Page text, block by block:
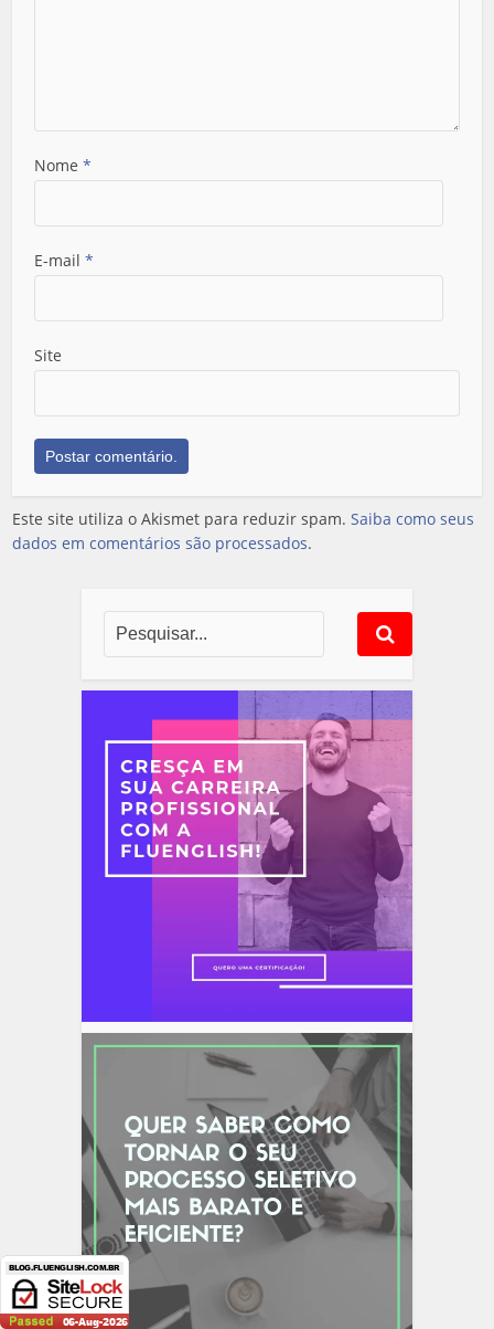
Nome*
E-mail*
Site
Este site utiliza o Akismet para reduzir spam.Saiba como seus
dados em comentários são processados.